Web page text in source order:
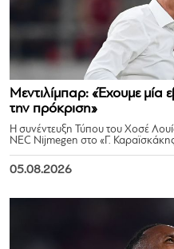
Μεντιλίμπαρ: «Έχουμε
την πρόκριση»
Η συνέντευξη Τύπου του Χοσέ
NEC Nijmegen στο «Γ.
05.08.2026